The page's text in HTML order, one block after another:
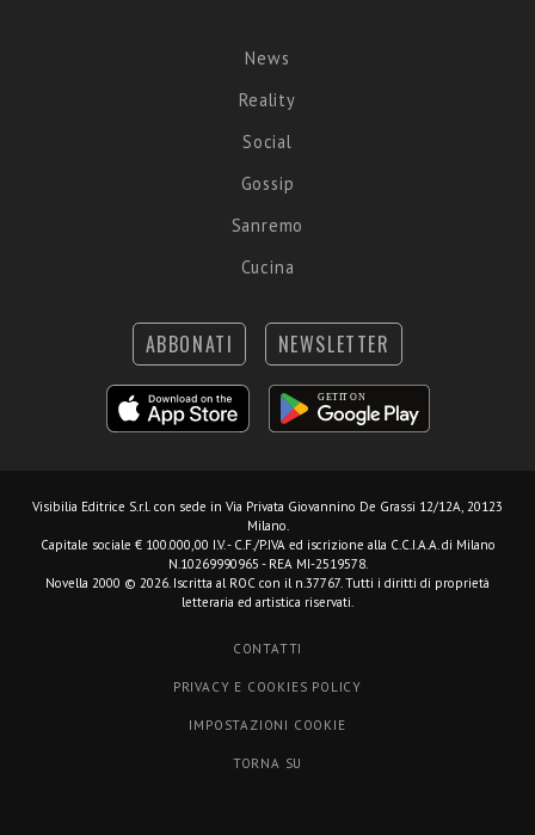
News
Reality
Social
Gossip
Sanremo
Cucina
ABBONATI NEWSLETTER
Visibilia Editrice S.r.l. con sede in Via Privata Giovannino De Grassi 12/12A, 20123
Milano.
Capitale sociale € 100.000,00 I.V. - C.F./P.IVA ed iscrizione alla C.C.I.A.A. di Milano
N.10269990965 - REA MI-2519578.
Novella 2000 © 2026. Iscritta al ROC con il n.37767. Tutti i diritti di proprietà
letteraria ed artistica riservati.
CONTATTI
PRIVACY E COOKIES POLICY
IMPOSTAZIONI COOKIE
TORNA SU